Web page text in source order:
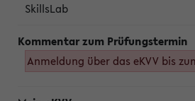
SkillsLab
Anmeldung über das eKVV bis